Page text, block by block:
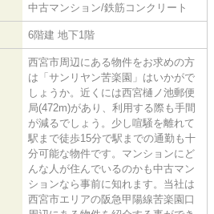
中古マンション/鉄筋コンクリート
6階建 地下1階
西宮市周辺にある物件をお求めの方
は「サンリヤン苦楽園」はいかがで
しょうか。近くには西宮樋ノ池郵便
局(472m)があり、利用する際も手間
が減るでしょう。少し喧騒を離れて
駅まで徒歩15分で駅までの通勤も十
分可能な物件です。マンションにど
んな人が住んでいるのかも中古マン
ションなら事前に知れます。当社は
西宮市エリアの阪急甲陽線苦楽園口